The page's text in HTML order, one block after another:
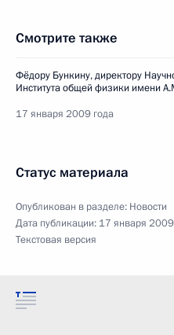
Смотрите также
Фёдору Бункину, директору
Института общей физики имени
17 января 2009 года
Статус материала
Опубликован в разделе: Новости
Дата публикации: 17 января
Текстовая версия